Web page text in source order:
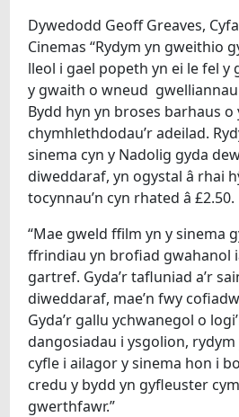
Dywedodd Geoff Greaves,
Cinemas “Rydym yn gweithio
lleol i gael popeth yn ei le fel y
y gwaith o wneud gwelliannau
Bydd hyn yn broses barhaus
chymhlethdodau’r adeilad.
sinema cyn y Nadolig gyda
diweddaraf, yn ogystal â rhai
tocynnau’n cyn rhated â £2.50.
“Mae gweld ffilm yn y sinema
ffrindiau yn brofiad gwahanol
gartref. Gyda’r tafluniad a’r
diweddaraf, mae’n fwy
Gyda’r gallu ychwanegol o
dangosiadau i ysgolion,
cyfle i ailagor y sinema hon i
credu y bydd yn gyfleuster
gwerthfawr.”